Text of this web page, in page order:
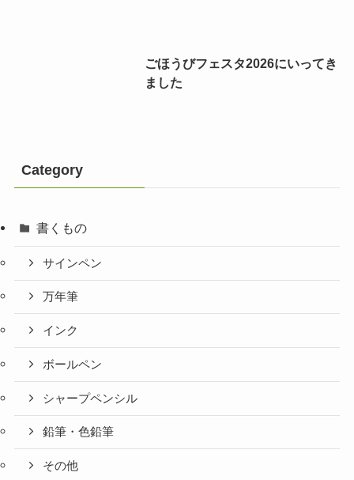
ごほうびフェスタ2026にいってき
ました
Category
書くもの
サインペン
万年筆
インク
ボールペン
シャープペンシル
鉛筆・色鉛筆
その他